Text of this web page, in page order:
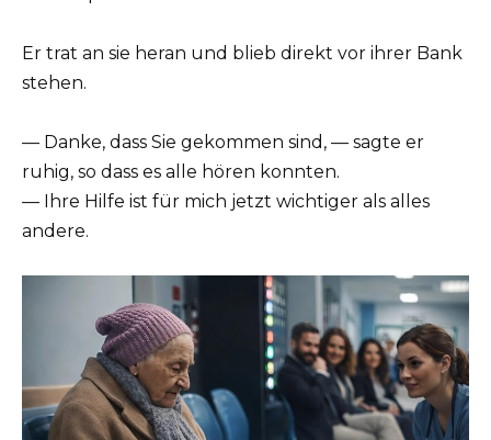
Er trat an sie heran und blieb direkt vor ihrer Bank
stehen.
— Danke, dass Sie gekommen sind, — sagte er
ruhig, so dass es alle hören konnten.
— Ihre Hilfe ist für mich jetzt wichtiger als alles
andere.